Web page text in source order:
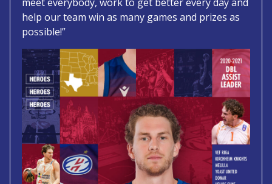
help our team win as many games and prizes as
possible!”